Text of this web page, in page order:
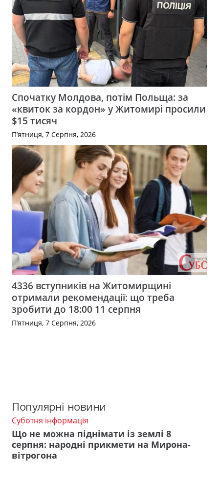
Спочатку Молдова, потім Польща: за
«квиток за кордон» у Житомирі просили
$15 тисяч
П’ятниця, 7 Серпня, 2026
4336 вступників на Житомирщині
отримали рекомендації: що треба
зробити до 18:00 11 серпня
П’ятниця, 7 Серпня, 2026
Популярні новини
Суботня інформація
Що не можна піднімати із землі 8
серпня: народні прикмети на Мирона-
вітрогона